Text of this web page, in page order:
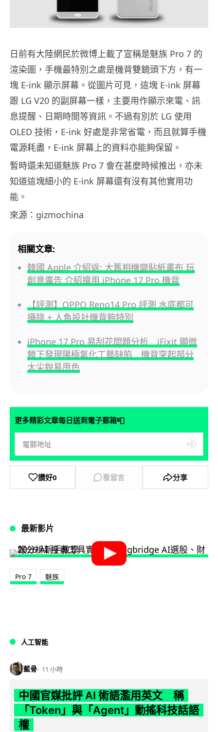
日前有大陸網民於微博上載了宣稱是魅族 Pro 7 的
渲染圖，手機最特別之處是機背雙鏡頭下方，有一
塊 E-ink 顯示屏幕。從圖片可見，這塊 E-ink 屏幕
跟 LG V20 的副屏幕一樣，主要用作顯示來電、訊
息提醒、日期時間等資訊。不過有別於 LG 使用
OLED 技術，E-ink 好處是非常省電，而且就算手機
電源耗盡，E-ink 屏幕上的資料亦能夠保留。
暫時還未知道魅族 Pro 7 會在甚麼時候推出，亦未
知道這塊細小的 E-ink 屏幕還有沒有其他實用功
能。
來源：gizmochina
相關文章:
韓國 Apple 介紹返: 大舊相機變貼紙畫布 玩
創意廣告 介紹擅用 iPhone 17 Pro 機背
【評測】OPPO Reno14 Pro 評測 水底都可
攝錄 + 人魚設計機背夠特別
iPhone 17 Pro 易刮花問題分析 iFixit 顯微
鏡下發現陽極氧化工藝缺陷 機背突起部分
太尖銳易甩色
更多精彩文章每日送到電子郵箱📮
讚好0 看留言 分享
最新影片
Pro 7 魅族
人工智能
藍骨 11 小時
中國官媒批評 AI 術語濫用英文 稱
「Token」與「Agent」動搖科技話語
權